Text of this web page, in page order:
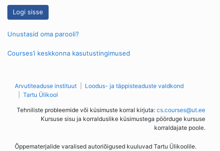
Unustasid oma parooli?
Courses’i keskkonna kasutustingimused
Arvutiteaduse instituut
Loodus- ja täppisteaduste valdkond
Tartu Ülikool
Tehniliste probleemide või küsimuste korral kirjuta: cs.courses@ut.ee
Kursuse sisu ja korralduslike küsimustega pöörduge kursuse
korraldajate poole.
Õppematerjalide varalised autoriõigused kuuluvad Tartu Ülikoolile.